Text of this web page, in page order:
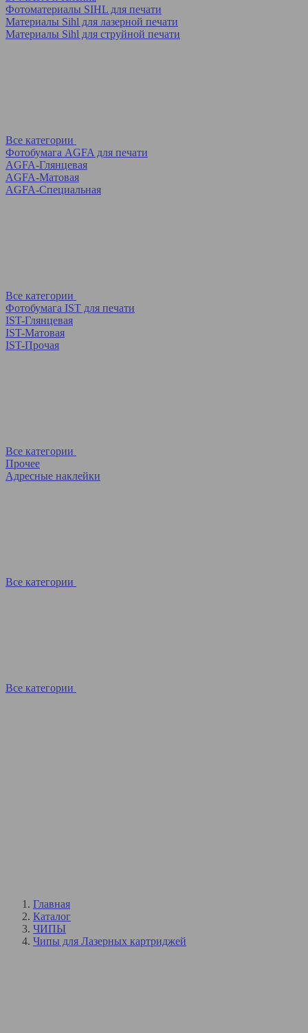
Фотоматериалы SIHL для печати
Материалы Sihl для лазерной печати
Материалы Sihl для струйной печати
Все категории
Фотобумага AGFA для печати
AGFA-Глянцевая
AGFA-Матовая
AGFA-Специальная
Все категории
Фотобумага IST для печати
IST-Глянцевая
IST-Матовая
IST-Прочая
Все категории
Прочее
Адресные наклейки
Все категории
Все категории
Главная
Каталог
ЧИПЫ
Чипы для Лазерных картриджей